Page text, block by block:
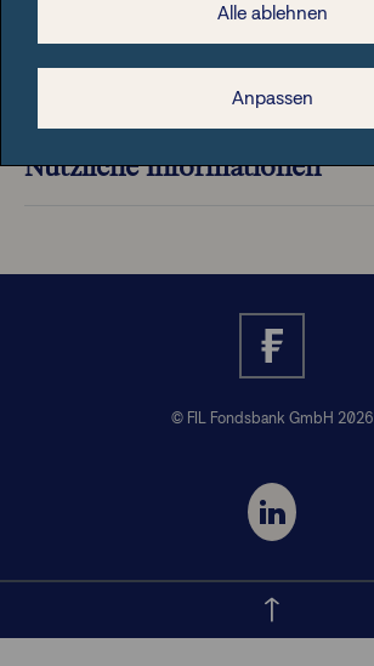
Rechtliche Hinweise
Nützliche Informationen
© FIL Fondsbank GmbH 2026
Alle ablehnen
Anpassen